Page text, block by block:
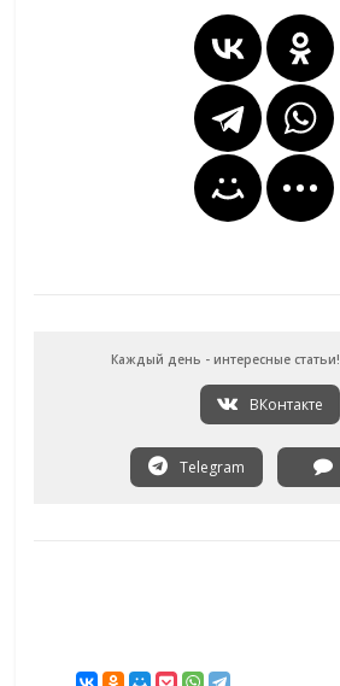
Каждый день - интересные статьи!
ВКонтакте
Telegram